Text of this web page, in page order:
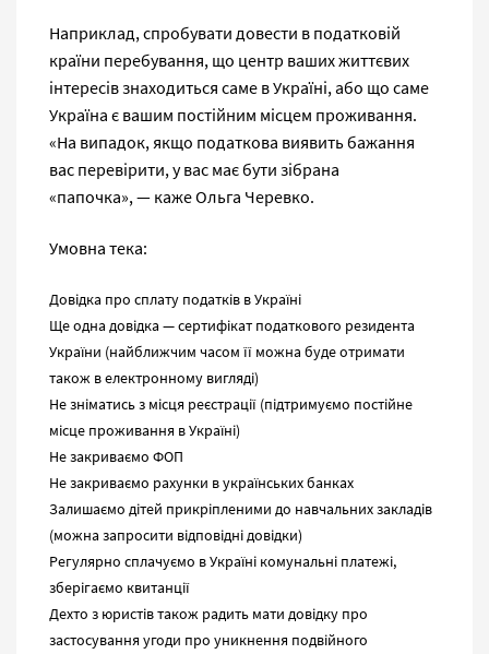
Наприклад, спробувати довести в податковій
країни перебування, що центр ваших життєвих
інтересів знаходиться саме в Україні, або що саме
Україна є вашим постійним місцем проживання.
«На випадок, якщо податкова виявить бажання
вас перевірити, у вас має бути зібрана
«папочка», — каже Ольга Черевко.
Умовна тека:
Довідка про сплату податків в Україні
Ще одна довідка — сертифікат податкового резидента
України (найближчим часом її можна буде отримати
також в електронному вигляді)
Не зніматись з місця реєстрації (підтримуємо постійне
місце проживання в Україні)
Не закриваємо ФОП
Не закриваємо рахунки в українських банках
Залишаємо дітей прикріпленими до навчальних закладів
(можна запросити відповідні довідки)
Регулярно сплачуємо в Україні комунальні платежі,
зберігаємо квитанції
Дехто з юристів також радить мати довідку про
застосування угоди про уникнення подвійного